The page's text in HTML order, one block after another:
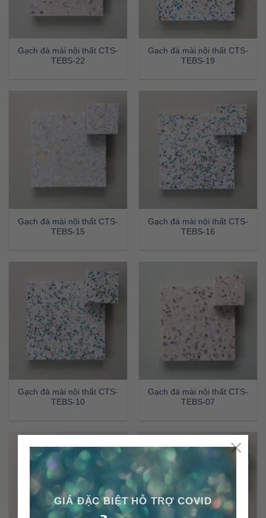
GIÁ ĐẶC BIỆT HỖ TRỢ COVID
×
Gạch đá mài nội thất CTS-
TEBS-22
Gạch đá mài nội thất CTS-
TEBS-19
Gạch đá mài nội thất CTS-
TEBS-15
Gạch đá mài nội thất CTS-
TEBS-16
Gạch đá mài nội thất CTS-
TEBS-10
Gạch đá mài nội thất CTS-
TEBS-07